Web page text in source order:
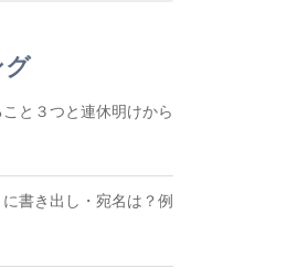
グ
と３つと連休明けから
書き出し・宛名は？例